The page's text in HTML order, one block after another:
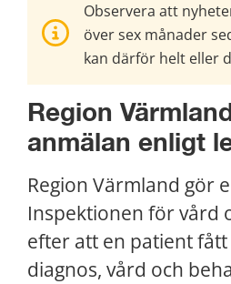
Observera att
över sex månader
kan därför helt eller
Region
anmälan enligt
Region Värmland gör
Inspektionen för vård
efter att en patient
diagnos, vård och